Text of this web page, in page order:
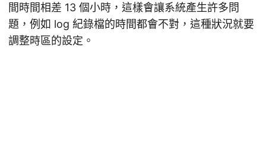
間時間相差 13 個小時，這樣會讓系統產生許多問
題，例如 log 紀錄檔的時間都會不對，這種狀況就要
調整時區的設定。